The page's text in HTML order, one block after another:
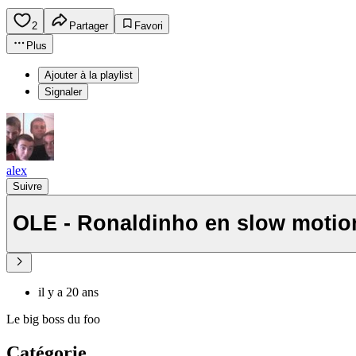
2 Partager
Favori
Plus
Ajouter à la playlist
Signaler
alex
Suivre
OLE - Ronaldinho en slow
il y a 20 ans
Le big boss du foo